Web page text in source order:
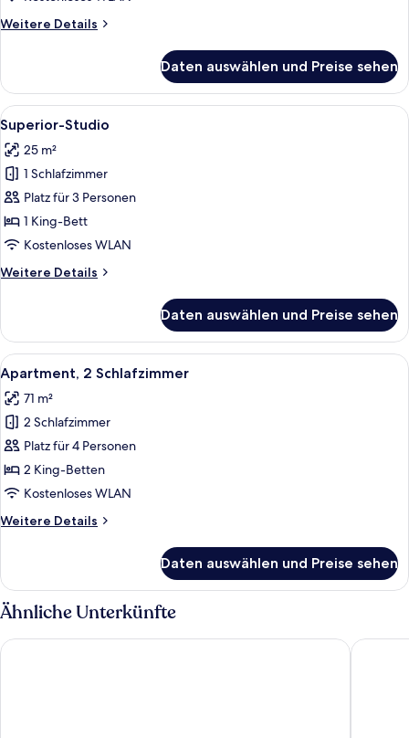
Weitere Details
Weitere
Apartment,
Schlafzimmer
Daten auswählen und Preise sehen
Alle
Fotos
für
Superior-
Studio
anzeigen
Ein modernes Hotelzimmer mit
9
Superior-Studio
25 m²
1 Schlafzimmer
Platz für 3 Personen
1 King-Bett
Kostenloses WLAN
Weitere Details
Weitere
Studio
Daten auswählen und Preise sehen
Alle
Fotos
für
Apartment,
2 Schlafzimmer
anzeigen
Ein modernes Hotelzimmer mit
9
Apartment, 2 Schlafzimmer
71 m²
2 Schlafzimmer
Platz für 4 Personen
2 King-Betten
Kostenloses WLAN
Weitere Details
Weitere
2 Schlafzimmer
Daten auswählen und Preise sehen
Ähnliche Unterkünfte
Sleepy Hill Motor Inn Airport